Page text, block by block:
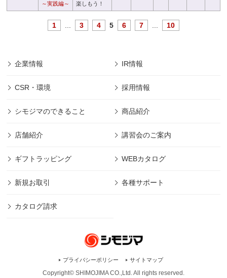
～実践編～
楽しもう！
1 3 4 5 6 7 10
企業情報 IR情報
CSR・環境 採用情報
シモジマのできること 商品紹介
店舗紹介 講習会のご案内
ギフトラッピング WEBカタログ
新規お取引 各種サポート
カタログ請求
プライバシーポリシー サイトマップ
Copyright© SHIMOJIMA CO.,Ltd. All rights reserved.